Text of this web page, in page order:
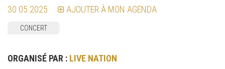
30.05.2025 AJOUTER À MON AGENDA
CONCERT
ORGANISÉ PAR : LIVE NATION